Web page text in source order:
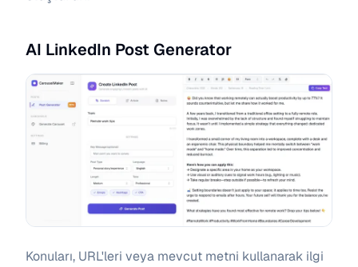
AI LinkedIn Post Generator
Konuları, URL'leri veya mevcut metni kullanarak ilgi